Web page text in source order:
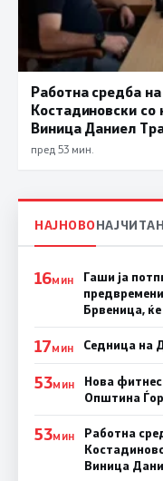
Работна средба
Костадиновски
Виница Даниел
пред 53 мин.
НАЈНОВО
16МИН
Гаши ја
Брвеница,
17МИН Седница на
53МИН
Нова
Општина
53МИН
Работна
Виница